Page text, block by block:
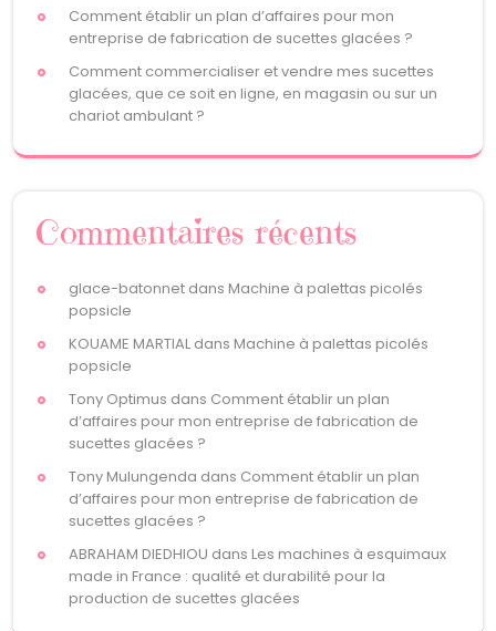
Comment établir un plan d’affaires pour mon
entreprise de fabrication de sucettes glacées ?
Comment commercialiser et vendre mes sucettes
glacées, que ce soit en ligne, en magasin ou sur un
chariot ambulant ?
Commentaires récents
glace-batonnet dans Machine à palettas picolés
popsicle
KOUAME MARTIAL dans Machine à palettas picolés
popsicle
Tony Optimus dans Comment établir un plan
d’affaires pour mon entreprise de fabrication de
sucettes glacées ?
Tony Mulungenda dans Comment établir un plan
d’affaires pour mon entreprise de fabrication de
sucettes glacées ?
ABRAHAM DIEDHIOU dans Les machines à esquimaux
made in France : qualité et durabilité pour la
production de sucettes glacées